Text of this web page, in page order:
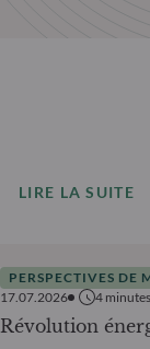
LIRE LA SUITE
PERSPECTIVES DE
17.07.2026
4 minutes
Révolution